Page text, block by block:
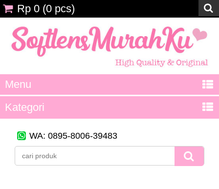
Menu
Kategori
WA: 0895-8006-39483
Rp 0 (0 pcs)